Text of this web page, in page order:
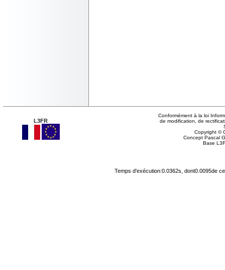
L3FR
Conformément à la loi
de modification, de
Copyright ©
Concept Pascal
Base
Temps d'exécution:0.0362s, dont0.0095de